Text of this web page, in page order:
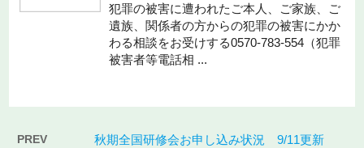
犯罪の被害に遭われたご本人、ご家族、ご
遺族、関係者の方からの犯罪の被害にかか
わる相談をお受けする0570-783-554（犯罪
被害者等電話相 ...
PREV 秋期全国研修会お申し込み状況 9/11更新